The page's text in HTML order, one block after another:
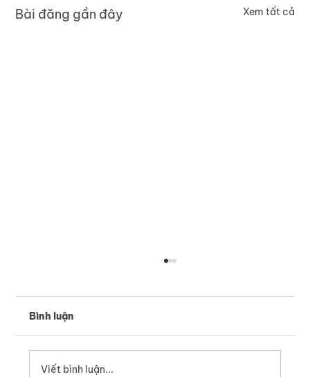
Bài đăng gần đây Xem tất cả
Bình luận
Viết bình luận...